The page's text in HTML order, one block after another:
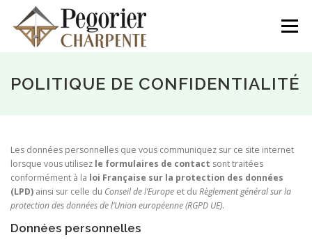
contenu
Menu
NOS RÉALISATIONS L’ENTREPRISE
POLITIQUE DE CONFIDENTIALITÉ
Les données personnelles que vous communiquez sur ce site internet
lorsque vous utilisez le formulaires de contact sont traitées
conformément à la loi Française sur la protection des données
(LPD) ainsi sur celle du Conseil de l’Europe et du Règlement général sur la
protection des données de l’Union européenne (RGPD UE).
Données personnelles